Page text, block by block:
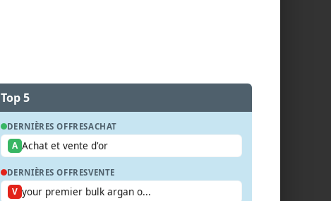
Top 5
DERNIÈRES OFFRESACHAT
A Achat et vente d'or
DERNIÈRES OFFRESVENTE
V your premier bulk argan o...